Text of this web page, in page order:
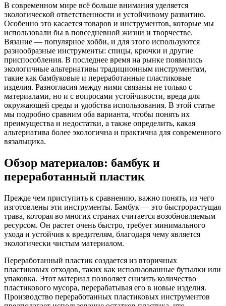
В современном мире всё больше внимания уделяется
экологической ответственности и устойчивому развитию.
Особенно это касается товаров и инструментов, которые мы
использовали бы в повседневной жизни и творчестве.
Вязание — популярное хобби, и для этого используются
разнообразные инструменты: спицы, крючки и другие
приспособления. В последнее время на рынке появились
экологичные альтернативы традиционным инструментам,
такие как бамбуковые и переработанные пластиковые
изделия. Разногласия между ними связаны не только с
материалами, но и с вопросами устойчивости, вреда для
окружающей среды и удобства использования. В этой статье
мы подробно сравним оба варианта, чтобы понять их
преимущества и недостатки, а также определить, какая
альтернатива более экологична и практична для современного
вязальщика.
Обзор материалов: бамбук и
переработанный пластик
Прежде чем приступить к сравнению, важно понять, из чего
изготовлены эти инструменты. Бамбук — это быстрорастущая
трава, которая во многих странах считается возобновляемым
ресурсом. Он растет очень быстро, требует минимального
ухода и устойчив к вредителям, благодаря чему является
экологически чистым материалом.
Переработанный пластик создается из вторичных
пластиковых отходов, таких как использованные бутылки или
упаковка. Этот материал позволяет снизить количество
пластикового мусора, перерабатывая его в новые изделия.
Производство переработанных пластиковых инструментов